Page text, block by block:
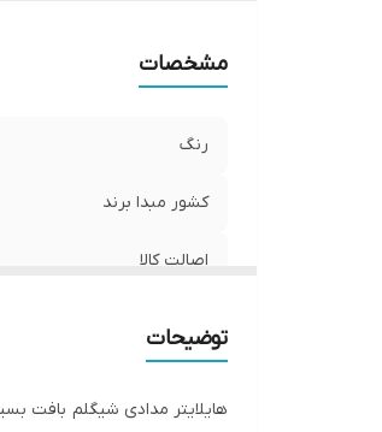
مشخصات
رنگ
کشور مبدا برند
اصالت کالا
توضیحات
هایلایتر مدادی شیگلم بافت